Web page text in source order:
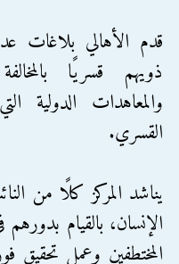
قدم الأهالي بلاغات
ذويهم قسريًا
والمعاهدات الدولية
القسري.
يناشد المركز كلًا من
الإنسان، بالقيام
المختطفين وعمل تحقيق